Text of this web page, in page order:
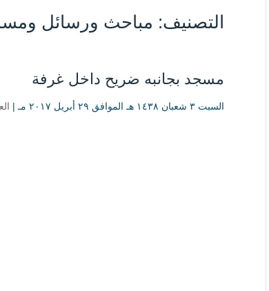
التصنيف: مباحث ورسائل
مسجد بجانبه ضريح داخل غرفة
السبت ۳ شعبان ۱٤۳۸ هـ الموافق ۲۹ أبريل ۲۰۱۷ مـ |